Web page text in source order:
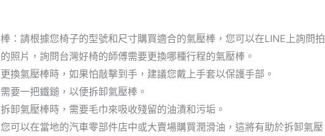
：請根據您椅子的型號和尺寸購買適合的氣壓棒，您可以在LINE上詢問拍
照片，詢問台灣好椅的師傅需要更換哪種行程的氣壓棒。
換氣壓棒時，如果怕敲擊到手，建議您戴上手套以保護手部。
要一把鐵鎚，以便拆卸氣壓棒。
卸氣壓棒時，需要毛巾來吸收殘留的油漬和污垢。
可以在當地的汽車零部件店中或大賣場購買潤滑油，這將有助於拆卸氣壓